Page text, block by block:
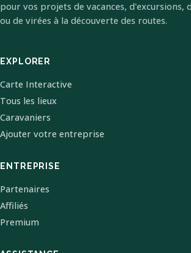
pour vos projets de vacances, d'excursions,
ou de virées à la découverte des routes.
EXPLORER
Carte Interactive
Tous les lieux
Caravaniers
Ajouter votre entreprise
ENTREPRISE
Partenaires
Affiliés
Premium